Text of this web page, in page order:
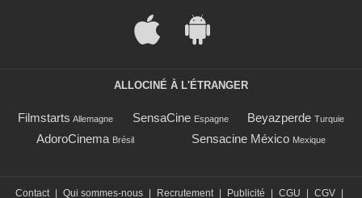
ALLOCINÉ À L'ÉTRANGER
Filmstarts Allemagne SensaCine Espagne Beyazperde Turquie
AdoroCinema Brésil Sensacine México Mexique
Contact Qui sommes-nous Recrutement Publicité CGU CGV